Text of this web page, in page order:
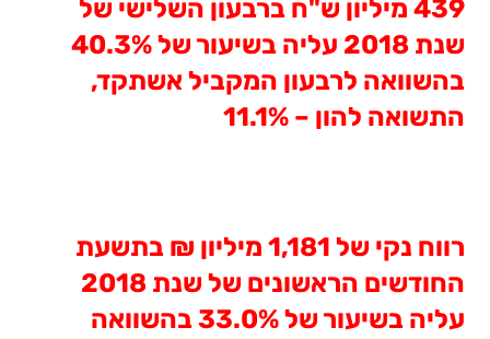
439 מיליון ש"ח ברבעון השלישי של
שנת 2018 עליה בשיעור של 40.3%
בהשוואה לרבעון המקביל אשתקד,
התשואה להון –
רווח נקי של 1,181 מיליון ₪ בתשעת
החודשים הראשונים של שנת 2018
עליה בשיעור של 33.0% בהשוואה